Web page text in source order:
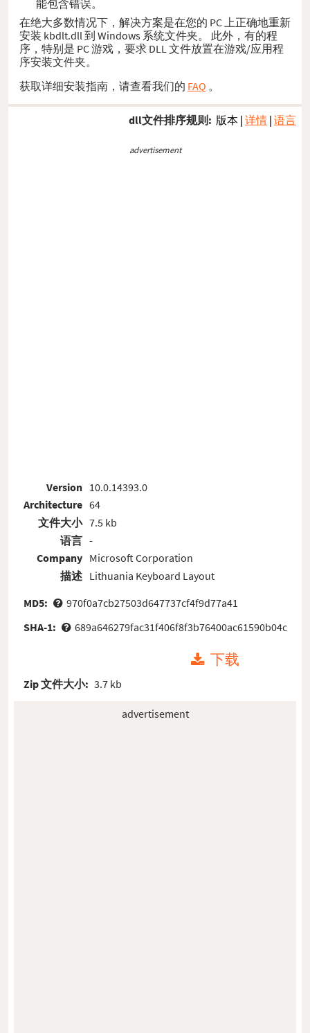
能包含错误。
在绝大多数情况下，解决方案是在您的 PC 上正确地重新
安装 kbdlt.dll 到 Windows 系统文件夹。 此外，有的程
序，特别是 PC 游戏，要求 DLL 文件放置在游戏/应用程
序安装文件夹。
获取详细安装指南，请查看我们的 FAQ 。
dll文件排序规则: 版本 | 详情 | 语言
advertisement
Version
Architecture
文件大小
语言
Company
描述
10.0.14393.0
64
7.5 kb
-
Microsoft Corporation
Lithuania Keyboard Layout
MD5:
970f0a7cb27503d647737cf4f9d77a41
SHA-1:
689a646279fac31f406f8f3b76400ac61590b04c
下载
Zip 文件大小: 3.7 kb
advertisement